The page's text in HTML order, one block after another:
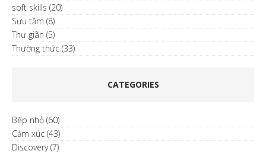
soft skills (20)
Sưu tầm (8)
Thư giãn (5)
Thường thức (33)
CATEGORIES
Bếp nhỏ (60)
Cảm xúc (43)
Discovery(7)